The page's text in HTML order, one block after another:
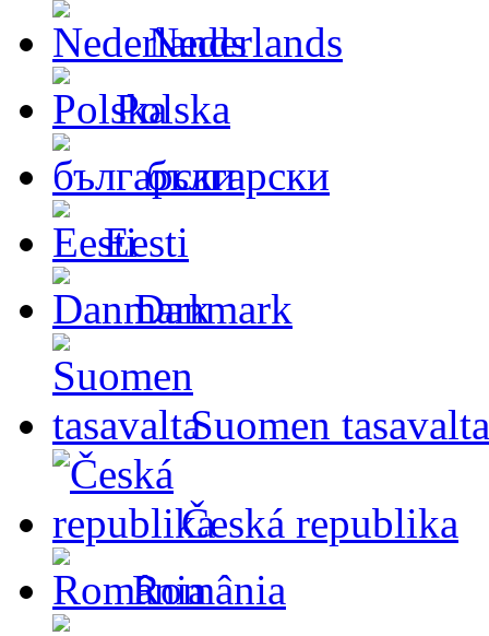
Nederlands
Polska
български
Eesti
Danmark
Suomen tasavalta
Česká republika
România